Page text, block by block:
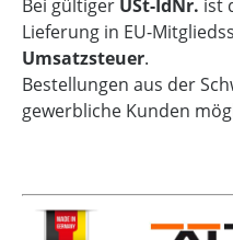
Bei gültiger USt-IdNr. ist
Lieferung in EU-
Umsatzsteuer.
Bestellungen aus der
gewerbliche Kunden